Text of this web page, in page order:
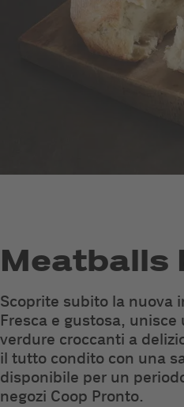
Meatballs
Scoprite subito la nuova
Fresca e gustosa,
verdure croccanti a
il tutto condito con una
disponibile per un
negozi Coop Pronto.